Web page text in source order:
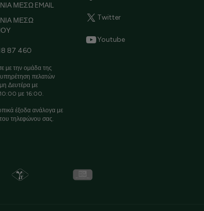
ΜΕΣΩ EMAIL
ΜΕΣΩ
87 460
με την ομάδα της
πελατών
Δευτέρα με
με 16:00.
έξοδα ανάλογα με
τηλεφώνου σας.
Twitter
Youtube